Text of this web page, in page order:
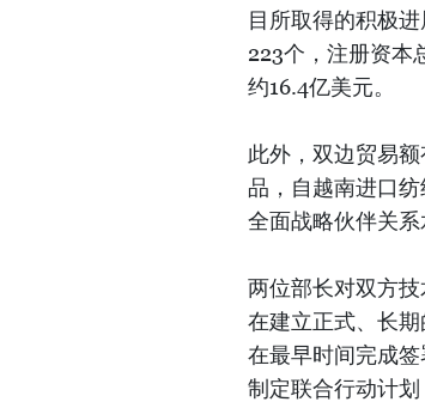
目所取得的积极
223个，注册资本
约16.4亿美元。
此外，双边贸易
品，自越南进口
全面战略伙伴关
两位部长对双方
在建立正式、长
在最早时间完成
制定联合行动计